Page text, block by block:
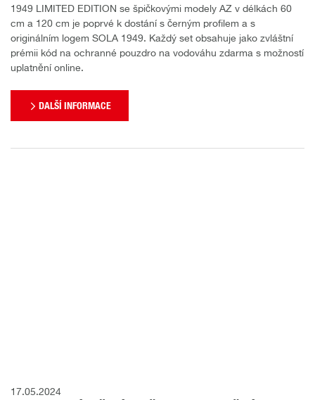
1949 LIMITED EDITION se špičkovými modely AZ v délkách 60
cm a 120 cm je poprvé k dostání s černým profilem a s
originálním logem SOLA 1949. Každý set obsahuje jako zvláštní
prémii kód na ochranné pouzdro na vodováhu zdarma s možností
uplatnění online.
DALŠÍ INFORMACE
17.05.2024